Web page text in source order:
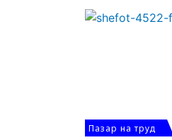
Пазар на труд